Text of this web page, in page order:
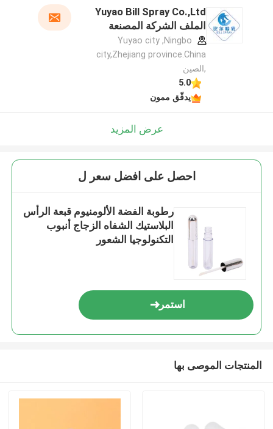
Yuyao Bill Spray Co.,Ltd
الملف الشركة المصنعة
Yuyao city ,Ningbo
city,Zhejiang province.China
,الصين
5.0
يدقّق ممون
عرض المزيد
احصل على افضل سعر ل
رطوبة الفضة الألومنيوم قبعة الرأس
البلاستيك الشفاه الزجاج أنبوب
التكنولوجيا الشعور
استمر
المنتجات الموصى بها